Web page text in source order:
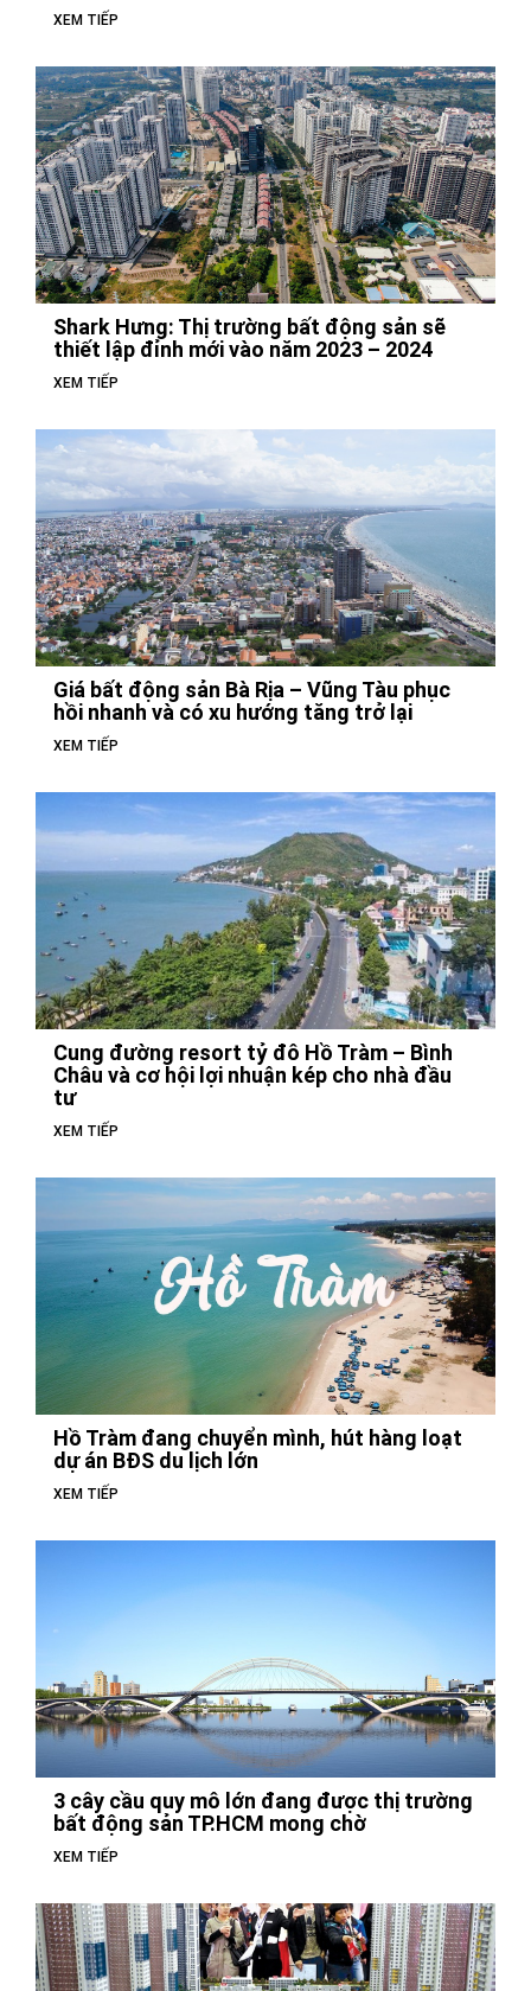
XEM TIẾP
Shark Hưng: Thị trường bất động sản sẽ
thiết lập đỉnh mới vào năm 2023 – 2024
XEM TIẾP
Giá bất động sản Bà Rịa – Vũng Tàu phục
hồi nhanh và có xu hướng tăng trở lại
XEM TIẾP
Cung đường resort tỷ đô Hồ Tràm – Bình
Châu và cơ hội lợi nhuận kép cho nhà đầu
tư
XEM TIẾP
Hồ Tràm đang chuyển mình, hút hàng loạt
dự án BĐS du lịch lớn
XEM TIẾP
3 cây cầu quy mô lớn đang được thị trường
bất động sản TP.HCM mong chờ
XEM TIẾP